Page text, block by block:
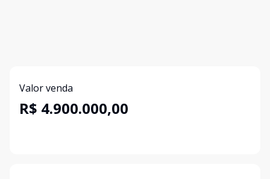
Valor venda
R$ 4.900.000,00